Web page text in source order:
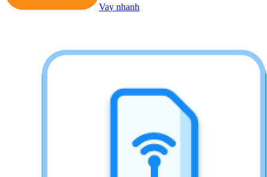
Vay nhanh